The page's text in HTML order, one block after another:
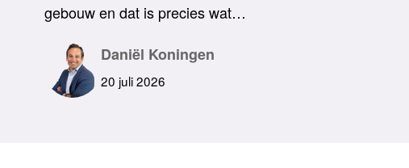
gebouw en dat is precies wat…
Daniël Koningen
20 juli 2026